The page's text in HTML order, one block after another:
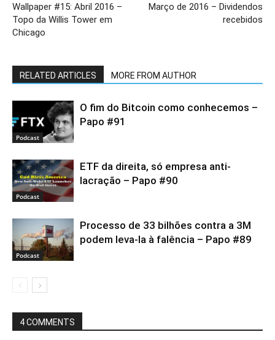
Wallpaper #15: Abril 2016 –
Topo da Willis Tower em
Chicago
Março de 2016 – Dividendos
recebidos
RELATED ARTICLES MORE FROM AUTHOR
Podcast
O fim do Bitcoin como conhecemos –
Papo #91
Podcast
ETF da direita, só empresa anti-
lacração – Papo #90
Podcast
Processo de 33 bilhões contra a 3M
podem leva-la à falência – Papo #89
4 COMMENTS